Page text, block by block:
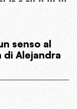
senso al
di Alejandra